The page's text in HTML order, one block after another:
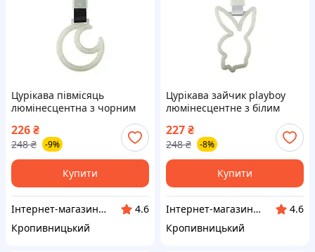
Цурікава півмісяць
люмінесцентна з чорним
поручень JDM) (вр-во Завод)
CH
226₴
248 ₴ -9%
Купити
Інтернет-магазин "Запчастинки"
4.6
Кропивницький
Цурікава зайчик playboy
люмінесцентне з білим
поручень JDM) (вр-во Завод)
CH
227₴
248 ₴ -8%
Купити
Інтернет-магазин "Запчастинки"
4.6
Кропивницький